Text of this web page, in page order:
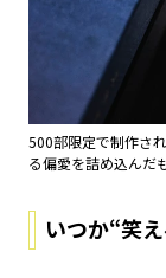
500部限定で制作さ
る偏愛を詰め込んだ
いつか“笑